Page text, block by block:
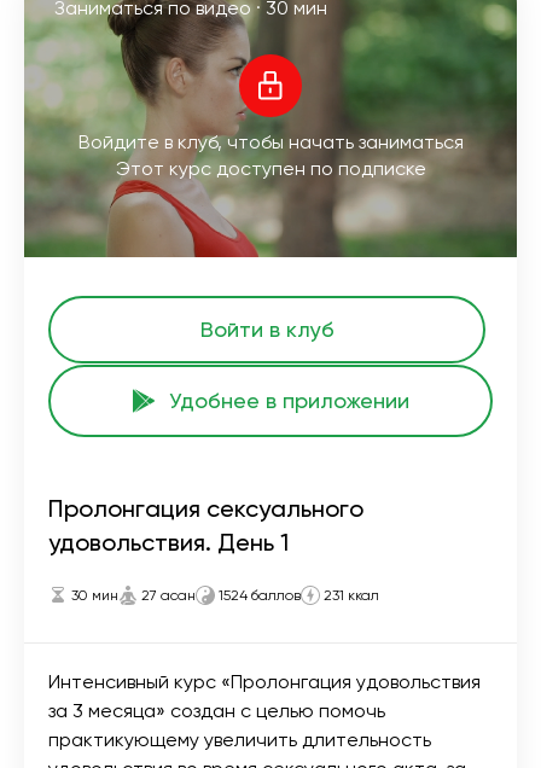
Заниматься по видео · 30 мин
Войдите в клуб, чтобы начать заниматься
Этот курс доступен по подписке
Войти в клуб
Удобнее в приложении
Пролонгация сексуального
удовольствия. День 1
30 мин 27 асан 1524 баллов 231 ккал
Интенсивный курс «Пролонгация удовольствия
за 3 месяца» создан с целью помочь
практикующему увеличить длительность